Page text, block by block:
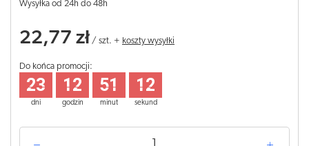
Wysyłka od 24h do 48h
22,77 zł / szt. + koszty wysyłki
Do końca promocji:
dni
23
godzin
12
minut
51
sekund
12